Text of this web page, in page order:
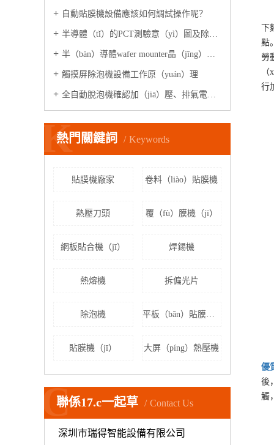
自動貼膜機設備應該如何調試操作呢？
半導體（tǐ）的PCT測驗意（yì）圖及除氣泡設備
半（bàn）導體wafer mounter晶（jīng）圓貼膜機是做什麽（me）的?
觸摸屏除泡機設備工作原（yuán）理
全自動脫泡機確認加（jiā）壓、排氣電（diàn）磁閥是否正常工作?
熱門關鍵詞 Keywords
K
貼膜機廠家 卷料（liào）貼膜機
熱壓刀頭 覆（fù）膜機（jī）
網板貼合機（jī） 焊錫機
熱熔機 拆偏光片
除泡機 平板（bǎn）貼膜（mó）機
貼膜機（jī） 大屏（píng）熱壓機
聯係17.c一起草 Contact Us
C
深圳市瑞得智能設備有限公司
點
勞
行
優
後
觸